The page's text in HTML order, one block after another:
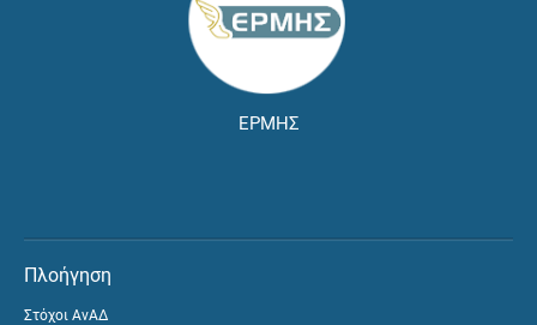
ΕΡΜΗΣ
Πλοήγηση
Στόχοι ΑνΑΔ